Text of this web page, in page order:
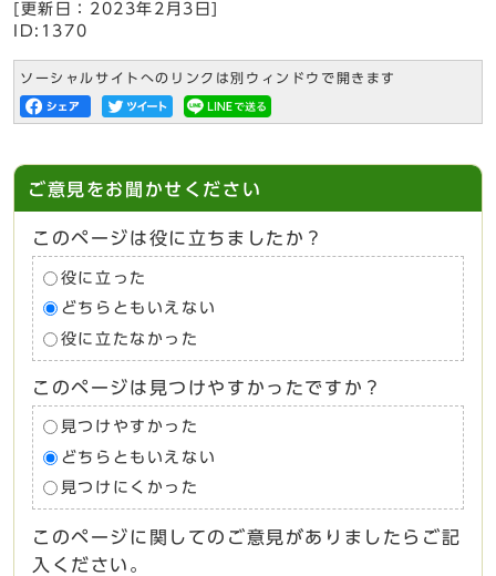
[更新日： 2023年2月3日
ID:1370
ソーシャルサイトへのリンクは別ウィンドウで開きます
ご意見をお聞かせください
このページは役に立ちましたか？
役に立った
どちらともいえない
役に立たなかった
このページは見つけやすかったですか？
見つけやすかった
どちらともいえない
見つけにくかった
このページに関してのご意見がありましたらご記
入ください。